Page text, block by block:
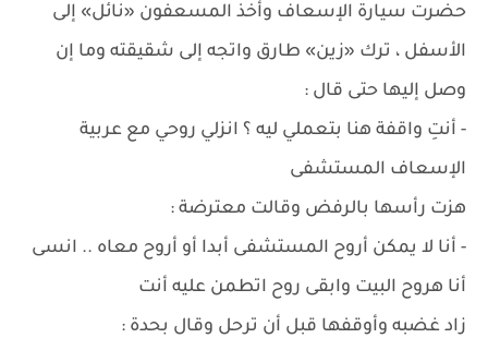
حضرت سيارة الإسعاف وأخذ المسعفون «نائل» إلى
الأسفل ، ترك «زين» طارق واتجه إلى شقيقته وما إن
وصل إليها حتى قال :
- أنتِ واقفة هنا بتعملي ليه ؟ انزلي روحي مع عربية
الإسعاف المستشفى
هزت رأسها بالرفض وقالت معترضة :
- أنا لا يمكن أروح المستشفى أبدا أو أروح معاه .. انسى
أنا هروح البيت وابقى روح اتطمن عليه أنت
زاد غضبه وأوقفها قبل أن ترحل وقال بحدة :